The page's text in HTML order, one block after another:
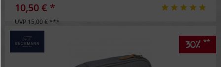
10,50 € *
UVP 15,00 € ***
30% **